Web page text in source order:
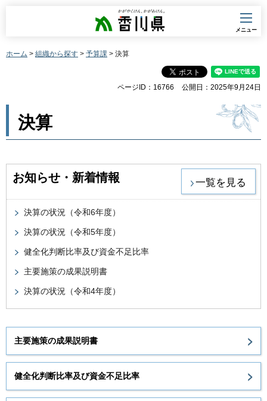
香川県
メニュー
ホーム > 組織から探す > 予算課 > 決算
ページID：16766 公開日：2025年9月24日
決算
お知らせ・新着情報 一覧を見る
決算の状況（令和6年度）
決算の状況（令和5年度）
健全化判断比率及び資金不足比率
主要施策の成果説明書
決算の状況（令和4年度）
主要施策の成果説明書
健全化判断比率及び資金不足比率